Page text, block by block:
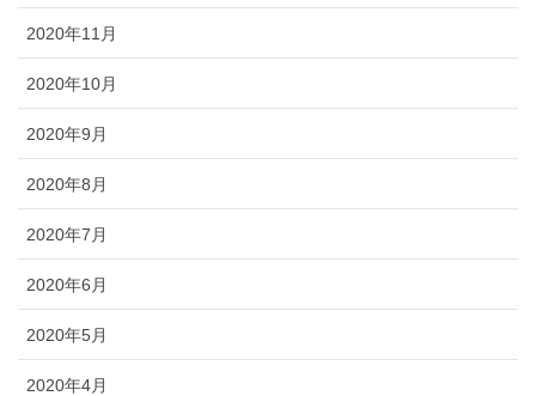
2020年11月
2020年10月
2020年9月
2020年8月
2020年7月
2020年6月
2020年5月
2020年4月